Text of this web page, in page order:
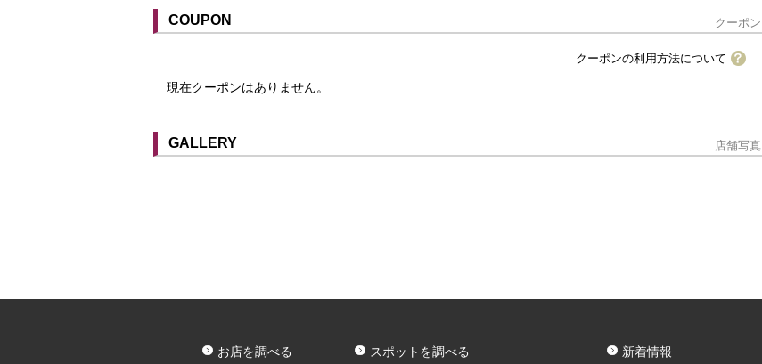
COUPON クーポン
クーポンの利用方法について
クーポンはスマートフォンに山口街中アプリをダウンロード後、店舗にてアプリ内のクーポン情報を
現在クーポンはありません。
GALLERY 店舗写真
お店を調べる
スポットを調べる
新着情報